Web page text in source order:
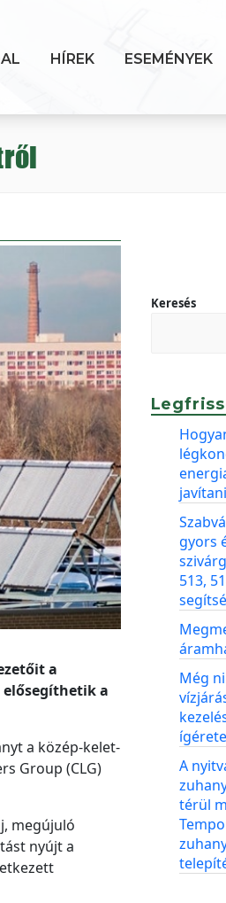
HÍREK ESEMÉNYEK
a
a
a közép-kelet-
Group (CLG)
megújuló
nyújt a
Keresés
gyors
513,
Még
A
térül